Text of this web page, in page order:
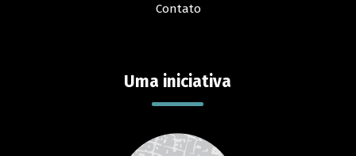
Uma iniciativa
Contato